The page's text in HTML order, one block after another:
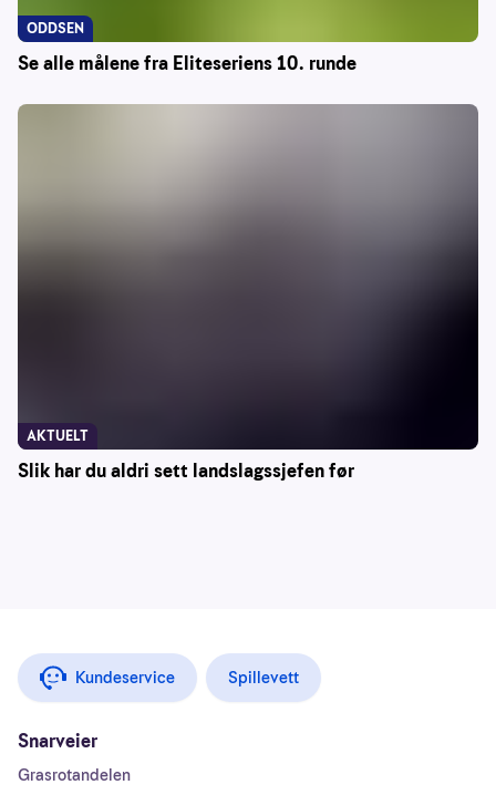
Se alle målene fra Eliteseriens 10. runde
ODDSEN
Slik har du aldri sett landslagssjefen før
AKTUELT
Kundeservice Spillevett
Snarveier
Grasrotandelen